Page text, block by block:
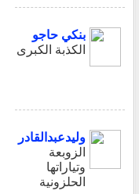
بنكي حاجو
الكذبة الكبرى
وليدعبدالقادر
الزوبعة
وتياراتها
الحلزونية